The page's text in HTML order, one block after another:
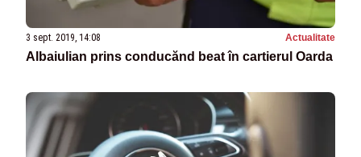
3 sept. 2019, 14:08 Actualitate
Albaiulian prins conducănd beat în cartierul Oarda